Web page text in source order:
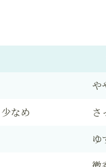
や
なめ さ
ゆ